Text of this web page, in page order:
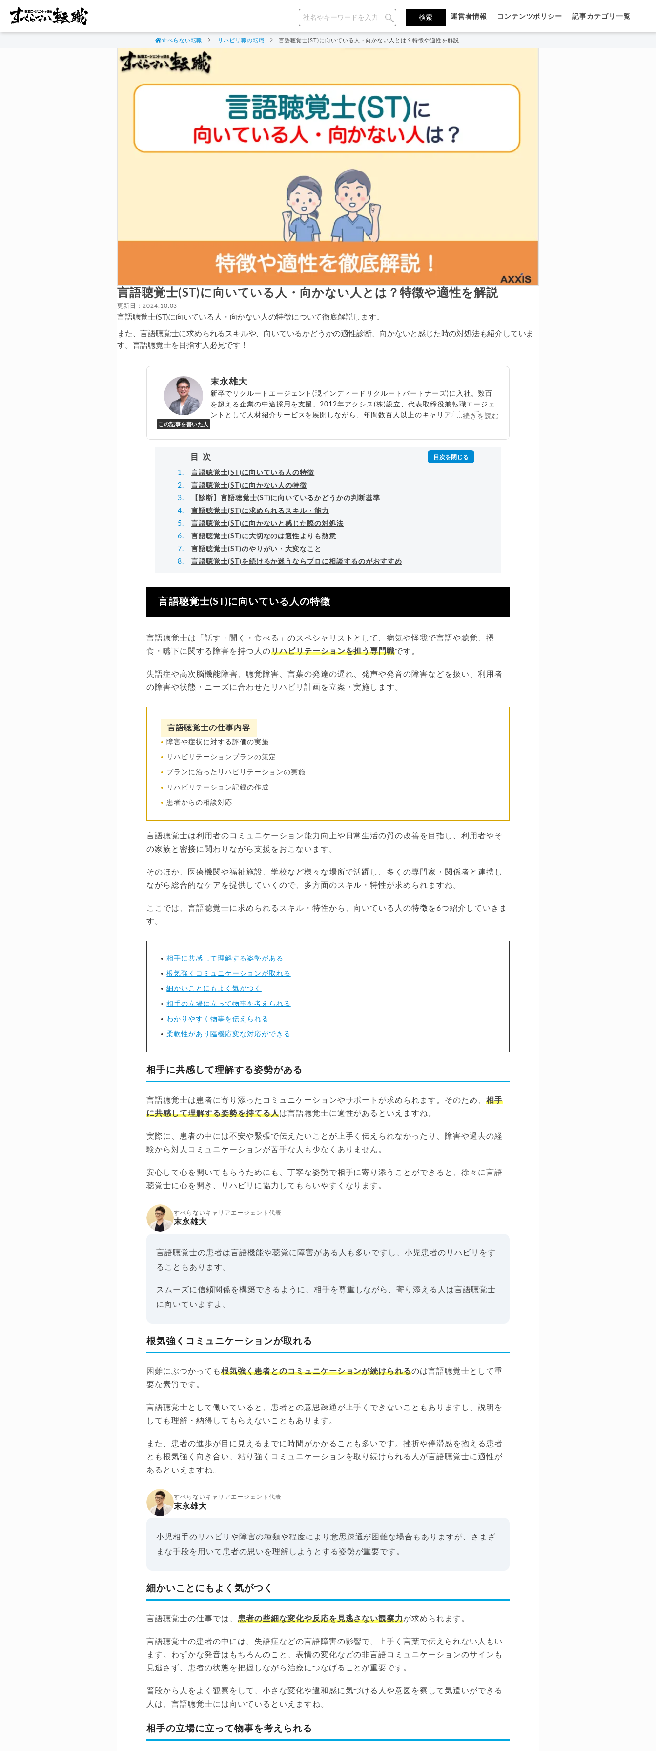
運営者情報 コンテンツポリシー 記事カテゴリ一覧
すべらない転職 リハビリ職の転職 言語聴覚士(ST)に向いている人・向かない人とは？特徴や適性を解説
言語聴覚士(ST)に向いている人・向かない人とは？特徴や適性を解説
更新日：2024.10.03
言語聴覚士(ST)に向いている人・向かない人の特徴について徹底解説します。
また、言語聴覚士に求められるスキルや、向いているかどうかの適性診断、向かないと感じた時の対処法も紹介していま
す。言語聴覚士を目指す人必見です！
この記事を書いた人
末永雄大
新卒でリクルートエージェント(現インディードリクルートパートナーズ)に入社。数百
を超える企業の中途採用を支援。2012年アクシス(株)設立、代表取締役兼転職エージェ
ントとして人材紹介サービスを展開しながら、年間数百人以上のキャリア相談に乗る。
...続きを読む
目次
言語聴覚士(ST)に向いている人の特徴
言語聴覚士(ST)に向かない人の特徴
【診断】言語聴覚士(ST)に向いているかどうかの判断基準
言語聴覚士(ST)に求められるスキル・能力
言語聴覚士(ST)に向かないと感じた際の対処法
言語聴覚士(ST)に大切なのは適性よりも熱意
言語聴覚士(ST)のやりがい・大変なこと
言語聴覚士(ST)を続けるか迷うならプロに相談するのがおすすめ
言語聴覚士(ST)に向いている人の特徴
言語聴覚士は「話す・聞く・食べる」のスペシャリストとして、病気や怪我で言語や聴覚、摂
食・嚥下に関する障害を持つ人のリハビリテーションを担う専門職です。
失語症や高次脳機能障害、聴覚障害、言葉の発達の遅れ、発声や発音の障害などを扱い、利用者
の障害や状態・ニーズに合わせたリハビリ計画を立案・実施します。
言語聴覚士の仕事内容
障害や症状に対する評価の実施
リハビリテーションプランの策定
プランに沿ったリハビリテーションの実施
リハビリテーション記録の作成
患者からの相談対応
言語聴覚士は利用者のコミュニケーション能力向上や日常生活の質の改善を目指し、利用者やそ
の家族と密接に関わりながら支援をおこないます。
そのほか、医療機関や福祉施設、学校など様々な場所で活躍し、多くの専門家・関係者と連携し
ながら総合的なケアを提供していくので、多方面のスキル・特性が求められますね。
ここでは、言語聴覚士に求められるスキル・特性から、向いている人の特徴を6つ紹介していきま
す。
相手に共感して理解する姿勢がある
根気強くコミュニケーションが取れる
細かいことにもよく気がつく
相手の立場に立って物事を考えられる
わかりやすく物事を伝えられる
柔軟性があり臨機応変な対応ができる
相手に共感して理解する姿勢がある
言語聴覚士は患者に寄り添ったコミュニケーションやサポートが求められます。そのため、 相手
に共感して理解する姿勢を持てる人は言語聴覚士に適性があるといえますね。
実際に、患者の中には不安や緊張で伝えたいことが上手く伝えられなかったり、障害や過去の経
験から対人コミュニケーションが苦手な人も少なくありません。
安心して心を開いてもらうためにも、丁寧な姿勢で相手に寄り添うことができると、徐々に言語
聴覚士に心を開き、リハビリに協力してもらいやすくなります。
すべらないキャリアエージェント代表
末永雄大
言語聴覚士の患者は言語機能や聴覚に障害がある人も多いですし、小児患者のリハビリをす
ることもあります。
スムーズに信頼関係を構築できるように、相手を尊重しながら、寄り添える人は言語聴覚士
に向いていますよ。
根気強くコミュニケーションが取れる
困難にぶつかっても根気強く患者とのコミュニケーションが続けられるのは言語聴覚士として重
要な素質です。
言語聴覚士として働いていると、患者との意思疎通が上手くできないこともありますし、説明を
しても理解・納得してもらえないこともあります。
また、患者の進歩が目に見えるまでに時間がかかることも多いです。挫折や停滞感を抱える患者
とも根気強く向き合い、粘り強くコミュニケーションを取り続けられる人が言語聴覚士に適性が
あるといえますね。
すべらないキャリアエージェント代表
末永雄大
小児相手のリハビリや障害の種類や程度により意思疎通が困難な場合もありますが、さまざ
まな手段を用いて患者の思いを理解しようとする姿勢が重要です。
細かいことにもよく気がつく
言語聴覚士の仕事では、患者の些細な変化や反応を見逃さない観察力が求められます。
言語聴覚士の患者の中には、失語症などの言語障害の影響で、上手く言葉で伝えられない人もい
ます。わずかな発音はもちろんのこと、表情の変化などの非言語コミュニケーションのサインも
見逃さず、患者の状態を把握しながら治療につなげることが重要です。
普段から人をよく観察をして、小さな変化や違和感に気づける人や意図を察して気遣いができる
人は、言語聴覚士には向いているといえますね。
相手の立場に立って物事を考えられる